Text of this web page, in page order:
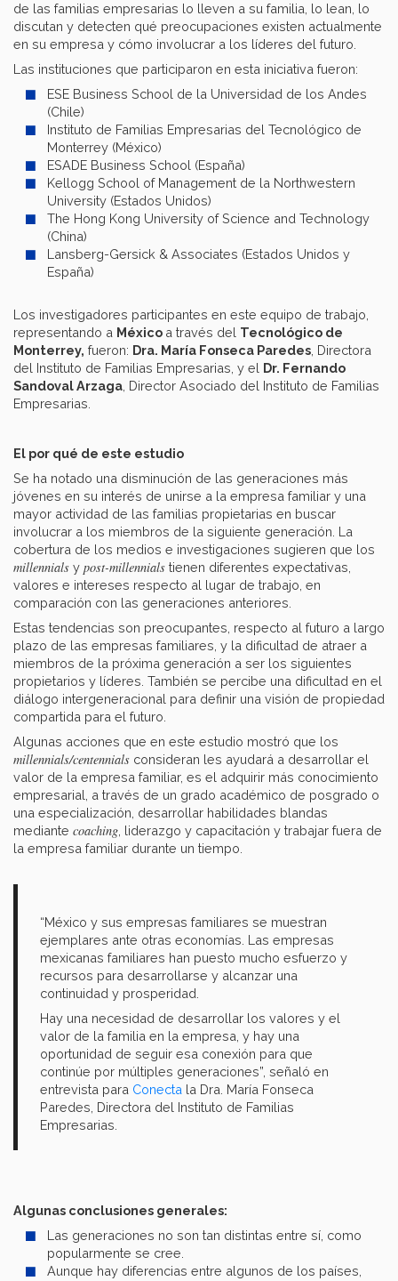
de las familias empresarias lo lleven a su familia, lo lean, lo
discutan y detecten qué preocupaciones existen actualmente
en su empresa y cómo involucrar a los líderes del futuro.
Las instituciones que participaron en esta iniciativa fueron:
ESE Business School de la Universidad de los Andes
(Chile)
Instituto de Familias Empresarias del Tecnológico de
Monterrey (México)
ESADE Business School (España)
Kellogg School of Management de la Northwestern
University (Estados Unidos)
The Hong Kong University of Science and Technology
(China)
Lansberg-Gersick & Associates (Estados Unidos y
España)
Los investigadores participantes en este equipo de trabajo,
representando a México a través del Tecnológico de
Monterrey, fueron: Dra. María Fonseca Paredes , Directora
del Instituto de Familias Empresarias, y el Dr. Fernando
Sandoval Arzaga , Director Asociado del Instituto de Familias
Empresarias.
El por qué de este estudio
Se ha notado una disminución de las generaciones más
jóvenes en su interés de unirse a la empresa familiar y una
mayor actividad de las familias propietarias en buscar
involucrar a los miembros de la siguiente generación. La
cobertura de los medios e investigaciones sugieren que los
millennials y post-millennials tienen diferentes expectativas,
valores e intereses respecto al lugar de trabajo, en
comparación con las generaciones anteriores.
Estas tendencias son preocupantes, respecto al futuro a largo
plazo de las empresas familiares, y la dificultad de atraer a
miembros de la próxima generación a ser los siguientes
propietarios y líderes. También se percibe una dificultad en el
diálogo intergeneracional para definir una visión de propiedad
compartida para el futuro.
Algunas acciones que en este estudio mostró que los
millennials/centennials consideran les ayudará a desarrollar el
valor de la empresa familiar, es el adquirir más conocimiento
empresarial, a través de un grado académico de posgrado o
una especialización, desarrollar habilidades blandas
mediante coaching , liderazgo y capacitación y trabajar fuera de
la empresa familiar durante un tiempo.
“México y sus empresas familiares se muestran
ejemplares ante otras economías. Las empresas
mexicanas familiares han puesto mucho esfuerzo y
recursos para desarrollarse y alcanzar una
continuidad y prosperidad.
Hay una necesidad de desarrollar los valores y el
valor de la familia en la empresa, y hay una
oportunidad de seguir esa conexión para que
continúe por múltiples generaciones”, señaló en
entrevista para Conecta la Dra. María Fonseca
Paredes, Directora del Instituto de Familias
Empresarias.
Algunas conclusiones generales:
Las generaciones no son tan distintas entre sí, como
popularmente se cree.
Aunque hay diferencias entre algunos de los países,